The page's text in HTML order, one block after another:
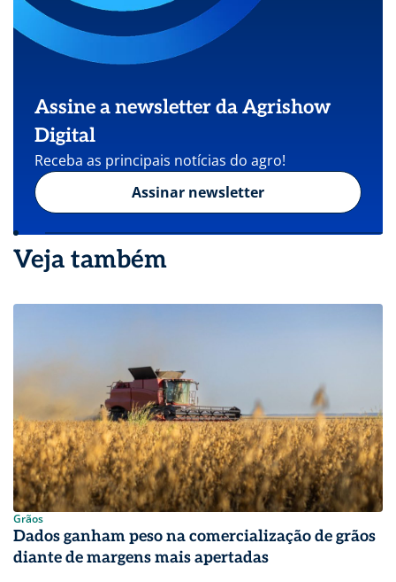
Assine a newsletter da Agrishow
Digital
Receba as principais notícias do agro!
Assinar newsletter
Veja também
Grãos
Dados ganham peso na comercialização de grãos
diante de margens mais apertadas